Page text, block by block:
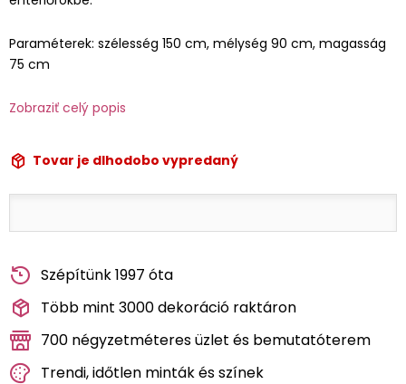
Paraméterek: szélesség 150 cm, mélység 90 cm, magasság
75 cm
Zobraziť celý popis
Tovar je dlhodobo vypredaný
Szépítünk 1997 óta
Több mint 3000 dekoráció raktáron
700 négyzetméteres üzlet és bemutatóterem
Trendi, időtlen minták és színek